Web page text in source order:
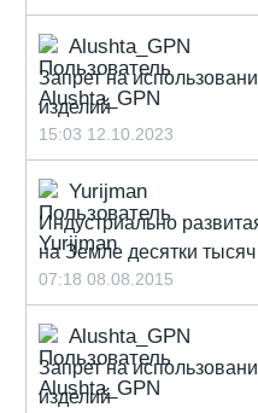
Alushta_GPN
Запрет на
изделий
15:03 12.10.2023
Yurijman
Индустриально
на Земле десятки тысяч
07:18 08.08.2015
Alushta_GPN
Запрет на
изделий